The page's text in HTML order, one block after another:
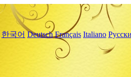
한국어 Deutsch Français Italiano